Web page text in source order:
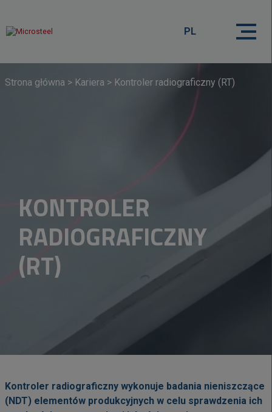
PL
Strona główna > Kariera > Kontroler radiograficzny (RT)
KONTROLER
RADIOGRAFICZNY
(RT)
Kontroler radiograficzny wykonuje badania nieniszczące
(NDT) elementów produkcyjnych w celu sprawdzenia ich